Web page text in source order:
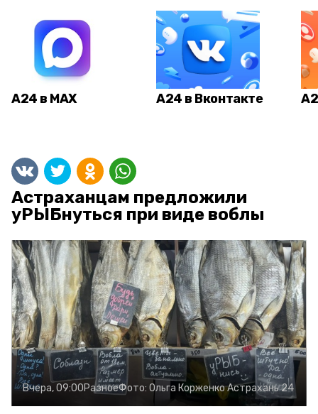
А24 в MAX А24 в Вконтакте
Астраханцам предложили
уРЫБнуться при виде воблы
Вчера, 09:00РазноеФото: Ольга КорженкоАстрахань 24